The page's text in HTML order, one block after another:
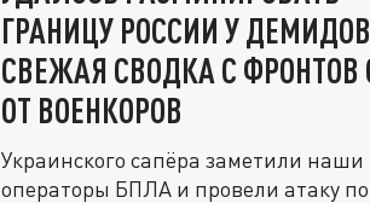
ГРАНИЦУ РОССИИ У
СВЕЖАЯ СВОДКА С ФРОНТОВ
ОТ ВОЕНКОРОВ
Украинского сапёра заметили наши
операторы БПЛА и провели атаку по